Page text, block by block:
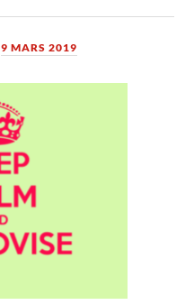
9 MARS 2019